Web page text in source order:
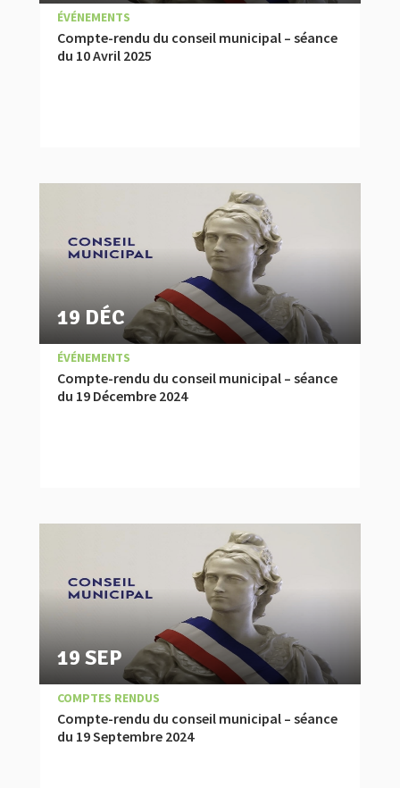
Compte-rendu du conseil municipal – séance
du 10 Avril 2025
|
COMPTES RENDUS
ÉVÉNEMENTS
Compte-rendu du conseil municipal – séance
du 19 Décembre 2024
19 DÉC
|
COMPTES RENDUS
ÉVÉNEMENTS
Compte-rendu du conseil municipal – séance
du 19 Septembre 2024
19 SEP
|
COMPTES RENDUS